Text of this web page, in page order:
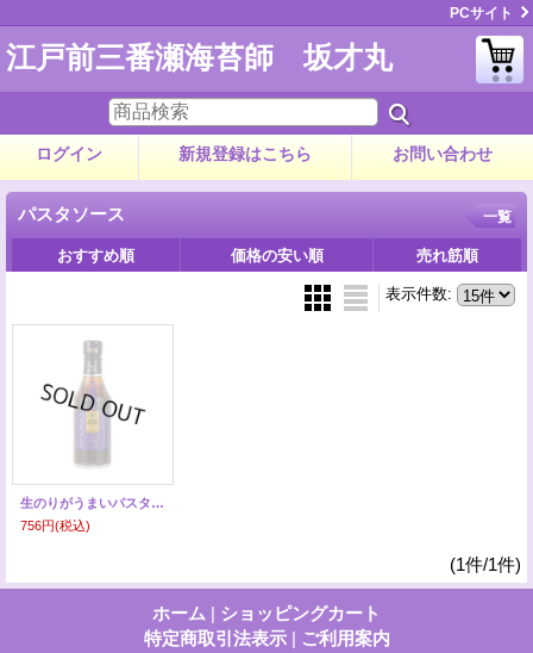
PCサイト
江戸前三番瀬海苔師 坂才丸
ログイン 新規登録はこちら お問い合わせ
パスタソース 一覧
おすすめ順 価格の安い順 売れ筋順
表示件数:
生のりがうまいパスタソース
756円(税込)
(1件/1件)
ホーム | ショッピングカート
特定商取引法表示 | ご利用案内